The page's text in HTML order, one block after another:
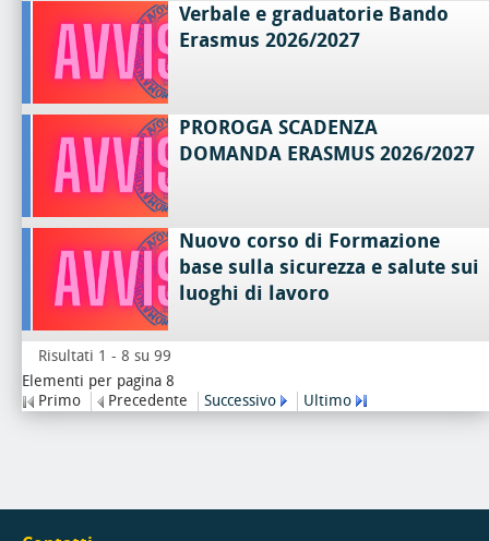
Verbale e graduatorie Bando
Erasmus 2026/2027
PROROGA SCADENZA
DOMANDA ERASMUS 2026/2027
Nuovo corso di Formazione
base sulla sicurezza e salute sui
luoghi di lavoro
Risultati 1 - 8 su 99
Elementi per pagina 8
Primo
Precedente Successivo Ultimo